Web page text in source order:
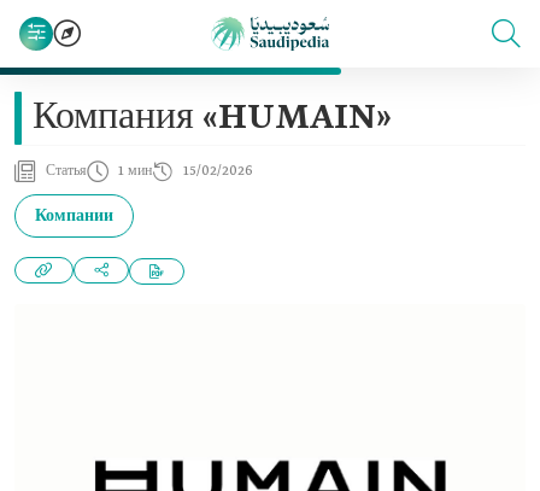
Компания «HUMAIN»
Статья 1 мин 15/02/2026
Компании